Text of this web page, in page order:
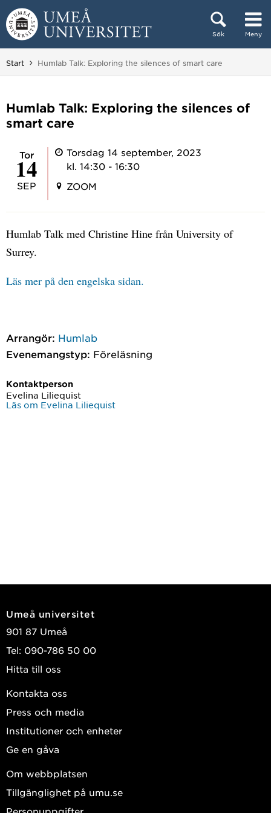
Hoppa direkt till innehållet
Sök Meny
Huvudmenyn dold.
Start Du är här:
Humlab Talk: Exploring the silences of smart care
Humlab Talk: Exploring the silences of
smart care
tor
14
SEP
Torsdag 14 september, 2023
kl. 14:30 - 16:30
ZOOM
Humlab Talk med Christine Hine från University of
Surrey.
Läs mer på den engelska sidan.
Arrangör: Humlab
Evenemangstyp: Föreläsning
Kontaktperson
Evelina Liliequist
Läs om Evelina Liliequist
Umeå universitet
901 87 Umeå
Tel: 090-786 50 00
Hitta till oss
Kontakta oss
Press och media
Institutioner och enheter
Ge en gåva
Om webbplatsen
Tillgänglighet på umu.se